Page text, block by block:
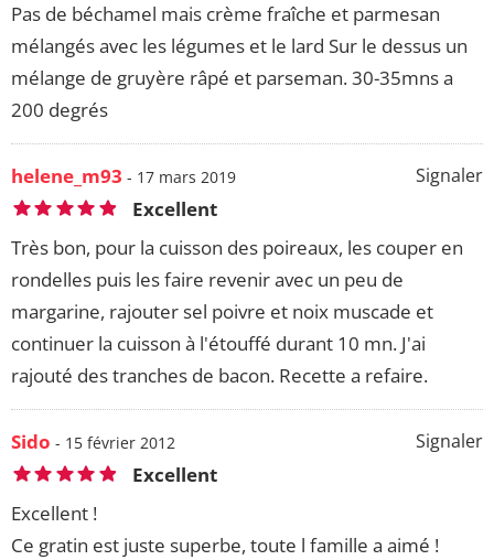
Pas de béchamel mais crème fraîche et parmesan
mélangés avec les légumes et le lard Sur le dessus un
mélange de gruyère râpé et parseman. 30-35mns a
200 degrés
Signaler
helene_m93 - 17 mars 2019
Excellent
Très bon, pour la cuisson des poireaux, les couper en
rondelles puis les faire revenir avec un peu de
margarine, rajouter sel poivre et noix muscade et
continuer la cuisson à l'étouffé durant 10 mn. J'ai
rajouté des tranches de bacon. Recette a refaire.
Signaler
Sido - 15 février 2012
Excellent
Excellent !
Ce gratin est juste superbe, toute l famille a aimé !